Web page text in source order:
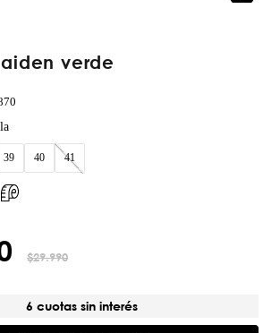
aiden verde
39 40 41
$29.990
6 cuotas sin interés